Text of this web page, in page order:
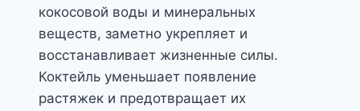
кокосовой воды и минеральных
веществ, заметно укрепляет и
восстанавливает жизненные силы.
Коктейль уменьшает появление
растяжек и предотвращает их